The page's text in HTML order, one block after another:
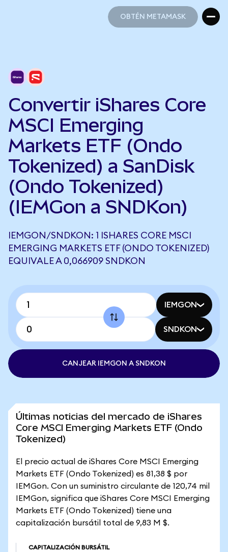
OBTÉN METAMASK
Convertir iShares Core
MSCI Emerging
Markets ETF (Ondo
Tokenized) a SanDisk
(Ondo Tokenized)
(IEMGon a SNDKon)
IEMGON/SNDKON: 1 ISHARES CORE MSCI
EMERGING MARKETS ETF (ONDO TOKENIZED)
EQUIVALE A 0,066909 SNDKON
IEMGON
SNDKON
CANJEAR IEMGON A SNDKON
Últimas noticias del mercado de iShares
Core MSCI Emerging Markets ETF (Ondo
Tokenized)
El precio actual de iShares Core MSCI Emerging
Markets ETF (Ondo Tokenized) es 81,38 $ por
IEMGon. Con un suministro circulante de 120,74 mil
IEMGon, significa que iShares Core MSCI Emerging
Markets ETF (Ondo Tokenized) tiene una
capitalización bursátil total de 9,83 M $.
CAPITALIZACIÓN BURSÁTIL